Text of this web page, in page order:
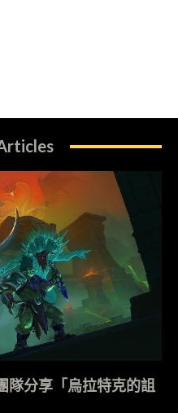
隊分享「烏拉特克的詛